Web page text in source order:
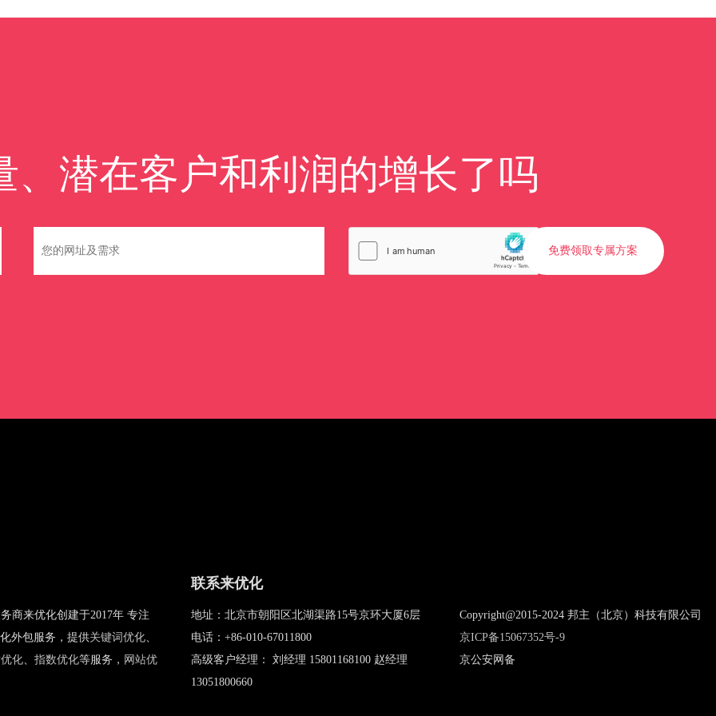
、潜在客户和利润的增长了吗
商来优化创建于2017年 专注
外包服务，提供关键词优化、
化、 指数优化等服务， 网站优
联系来优化
地址：北京市朝阳区北湖渠路15号京环大厦6层
电话：+86-010-67011800
高级客户经理： 刘经理 15801168100 赵经理
13051800660
Copyright@2015-2024 邦主（北京）科技有限公司
京ICP备15067352号-9
京公安网备